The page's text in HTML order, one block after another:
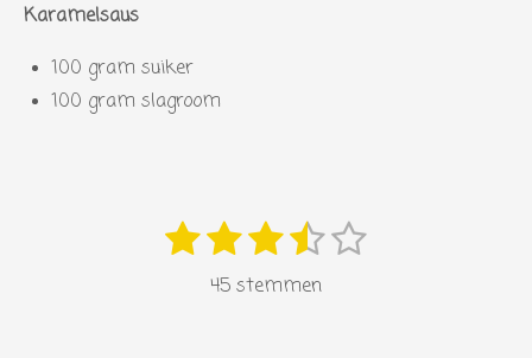
Karamelsaus
100 gram suiker
100 gram slagroom
1
s
2
s
3
s
4
s
5
s
45 stemmen